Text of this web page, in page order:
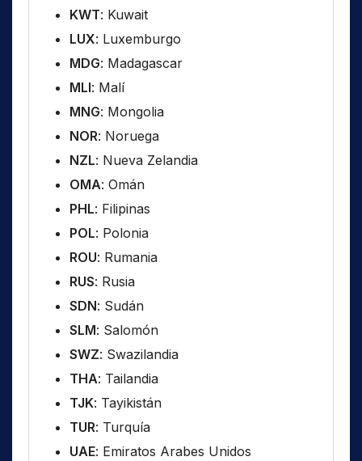
KWT: Kuwait
LUX: Luxemburgo
MDG: Madagascar
MLI: Malí
MNG: Mongolia
NOR: Noruega
NZL: Nueva Zelandia
OMA: Omán
PHL: Filipinas
POL: Polonia
ROU: Rumania
RUS: Rusia
SDN: Sudán
SLM: Salomón
SWZ: Swazilandia
THA: Tailandia
TJK: Tayikistán
TUR: Turquía
UAE: Emiratos Arabes Unidos